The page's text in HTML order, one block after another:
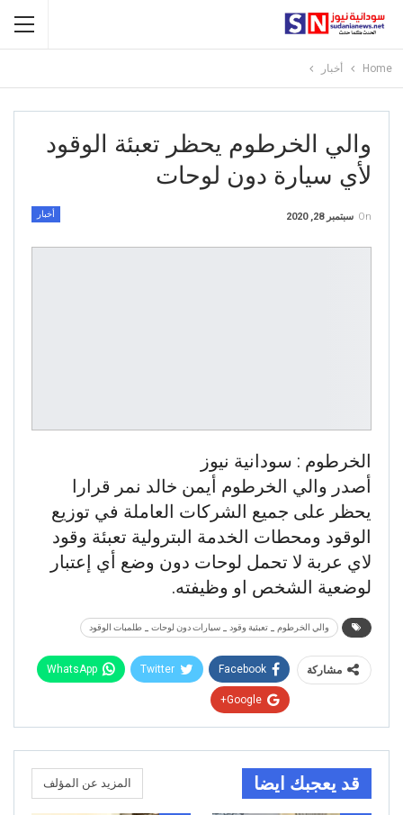
Home أخبار
والي الخرطوم يحظر تعبئة الوقود
لأي سيارة دون لوحات
أخبار On سبتمبر 28, 2020
الخرطوم : سودانية نيوز
أصدر والي الخرطوم أيمن خالد نمر قرارا
يحظر على جميع الشركات العاملة في توزيع
الوقود ومحطات الخدمة البترولية تعبئة وقود
لاي عربة لا تحمل لوحات دون وضع أي إعتبار
لوضعية الشخص او وظيفته.
والي الخرطوم _ تعبئية وقود _ سيارات دون لوحات _ طلمبات الوقود
مشاركة Facebook
Twitter
WhatsApp
Google+
قد يعجبك ايضا المزيد عن المؤلف